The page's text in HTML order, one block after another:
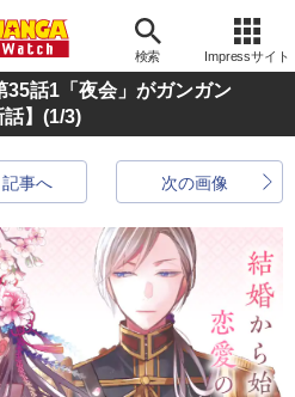
検索 Impressサイト
35話1「夜会」がガンガン
】 (1/3)
次の画像
記事へ